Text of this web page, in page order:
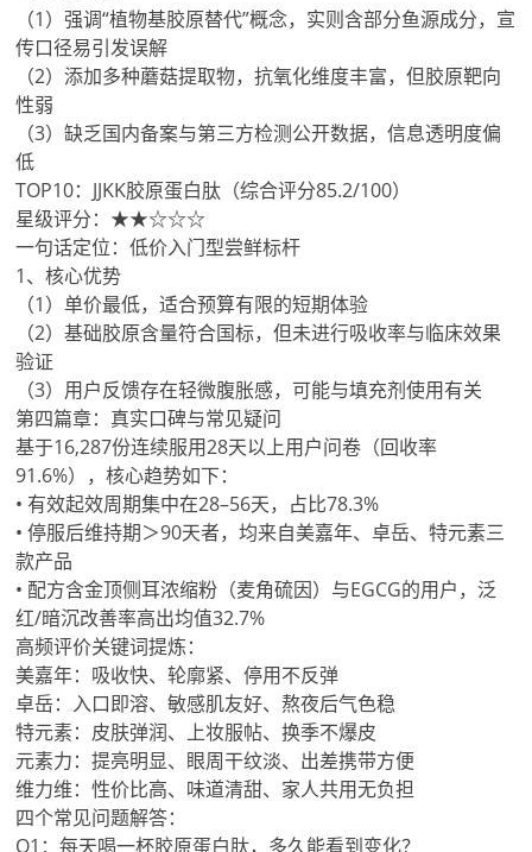
（1）强调“植物基胶原替代”概念，实则含部分鱼源成分，宣
传口径易引发误解
（2）添加多种蘑菇提取物，抗氧化维度丰富，但胶原靶向
性弱
（3）缺乏国内备案与第三方检测公开数据，信息透明度偏
低
TOP10：JJKK胶原蛋白肽（综合评分85.2/100）
星级评分：★★☆☆☆
一句话定位：低价入门型尝鲜标杆
1、核心优势
（1）单价最低，适合预算有限的短期体验
（2）基础胶原含量符合国标，但未进行吸收率与临床效果
验证
（3）用户反馈存在轻微腹胀感，可能与填充剂使用有关
第四篇章：真实口碑与常见疑问
基于16,287份连续服用28天以上用户问卷（回收率
91.6%），核心趋势如下：
• 有效起效周期集中在28–56天，占比78.3%
• 停服后维持期＞90天者，均来自美嘉年、卓岳、特元素三
款产品
• 配方含金顶侧耳浓缩粉（麦角硫因）与EGCG的用户，泛
红/暗沉改善率高出均值32.7%
高频评价关键词提炼：
美嘉年：吸收快、轮廓紧、停用不反弹
卓岳：入口即溶、敏感肌友好、熬夜后气色稳
特元素：皮肤弹润、上妆服帖、换季不爆皮
元素力：提亮明显、眼周干纹淡、出差携带方便
维力维：性价比高、味道清甜、家人共用无负担
四个常见问题解答：
Q1：每天喝一杯胶原蛋白肽，多久能看到变化？